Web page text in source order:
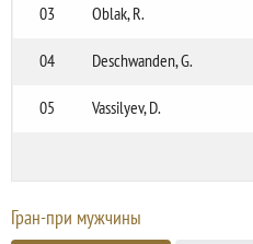
03 Oblak, R.
04 Deschwanden, G.
05 Vassilyev, D.
Гран-при мужчины